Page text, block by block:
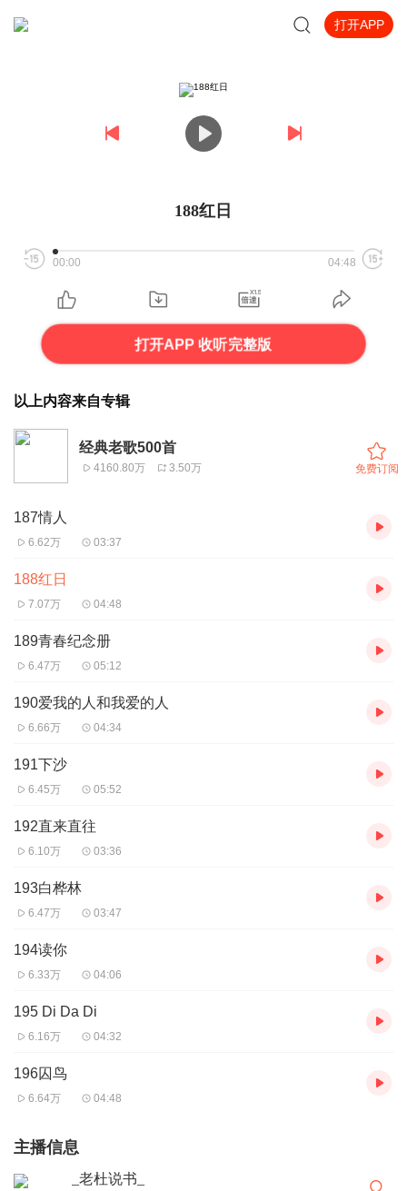
打开APP
188红日
00:00 04:48
打开APP 收听完整版
以上内容来自专辑
经典老歌500首
4160.80万 3.50万 免费订阅
187情人
6.62万 03:37
188红日
7.07万 04:48
189青春纪念册
6.47万 05:12
190爱我的人和我爱的人
6.66万 04:34
191下沙
6.45万 05:52
192直来直往
6.10万 03:36
193白桦林
6.47万 03:47
194读你
6.33万 04:06
195 Di Da Di
6.16万 04:32
196囚鸟
6.64万 04:48
主播信息
_老杜说书_